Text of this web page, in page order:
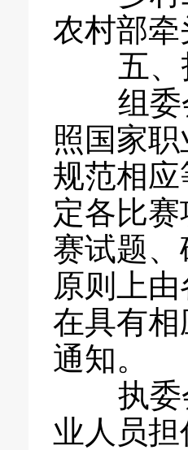
农村部
五、
组委会
照国家
规范相
定各比
赛试题
原则上
在具有
通知。
执委会
业人员